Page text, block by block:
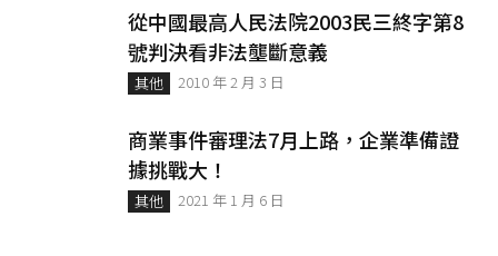
從中國最高人民法院2003民三終字第8
號判決看非法壟斷意義
其他 2010 年 2 月 3 日
商業事件審理法7月上路，企業準備證
據挑戰大！
其他 2021 年 1 月 6 日